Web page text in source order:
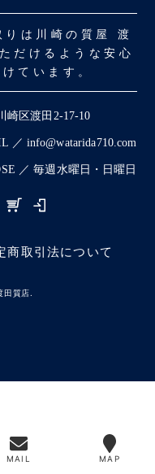
は川崎の質屋 渡
だけるような安心
ています。
崎区渡田2-17-10
／ info@watarida710.com
／ 毎週水曜日・日曜日
商取引法について
質店.
MAIL MAP